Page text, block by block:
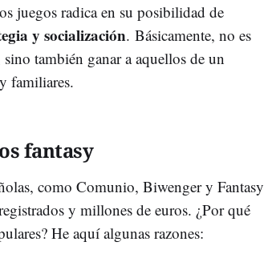
juegos radica en su posibilidad de
y socialización. Básicamente, no es
también ganar a aquellos de un
familiares.
fantasy
como Comunio, Biwenger y Fantasy
y millones de euros. ¿Por qué
He aquí algunas razones: